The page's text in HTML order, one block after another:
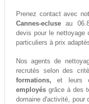
Prenez contact avec
Cannes-ecluseau
devis pour le nettoyage
particuliers à prix
Nos agents de
recrutés selon des
formations, et leurs
employésgrâce à des
domaine d'activité, pour